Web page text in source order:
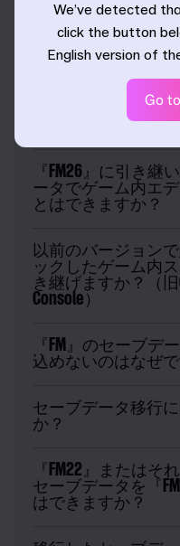
『FM26』にセーブ
に、古いバージョ
ールしておく必要
クラウドセーブ）
どうすれば『FM』
『FM26』に読み込
『FM26』に引き継
ータでゲーム内エ
とはできますか？
以前のバージョン
ックしたゲーム内
き継げますか？（
Console）
『FM』のセーブデ
込めないのはなぜ
セーブデータ移行
か？
『FM22』またはそ
セーブデータを『
はできますか？
We’ve detected
click the button
English version of
Go